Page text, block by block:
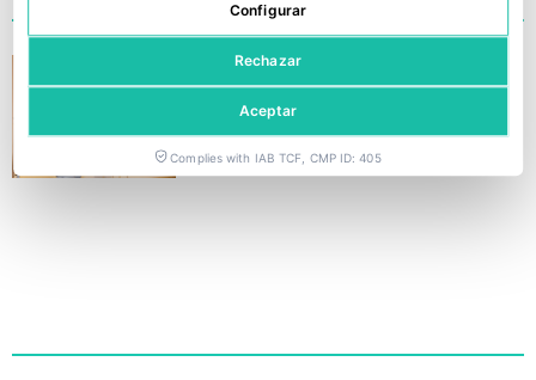
BASF | Nunhems® arroja luz
sobre la Bremia y el
Fusarium
Configurar
Rechazar
Aceptar
Complies with IAB TCF, CMP ID: 405